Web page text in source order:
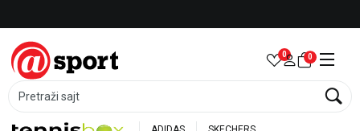
Pretraži sajt
0 0